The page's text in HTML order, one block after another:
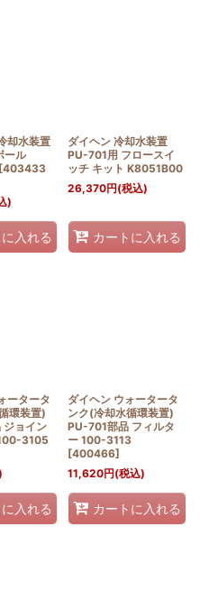
却水装置
ール
[403433
)
入れる
ダイヘン 冷却水装置
PU-701用 フロースイ
ッチ キット K8051B00
26,370円(税込)
カートに入れる
ータータ
環装置)
ョイン
3105
入れる
ダイヘン ウォータータ
ンク(冷却水循環装置)
PU-701部品 フィルタ
ー 100-3113
[400466]
11,620円(税込)
カートに入れる